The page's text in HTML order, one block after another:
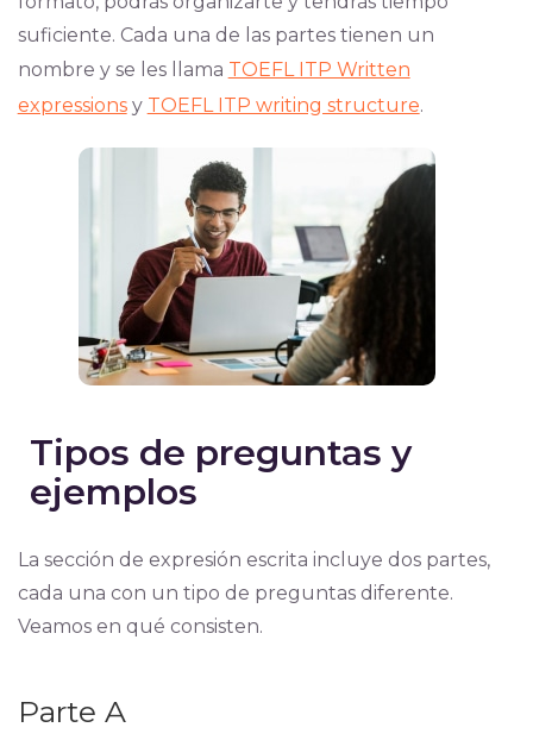
suficiente. Cada una de las partes tienen un
nombre y se les llama TOEFL ITP Written
expressionsy TOEFL ITP writing structure.
Tipos de preguntas y
ejemplos
La sección de expresión escrita incluye dos partes,
cada una con un tipo de preguntas diferente.
Veamos en qué consisten.
Parte A